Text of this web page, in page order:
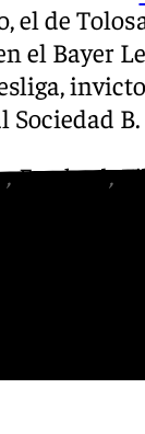
el de
el Bayer
Sociedad B.
,Facebook,